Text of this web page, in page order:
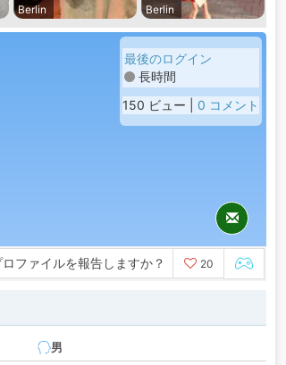
Berlin
Berlin
最後のログイン
長時間
150 ビュー | 0 コメント
ロファイルを報告しますか？ 20
男